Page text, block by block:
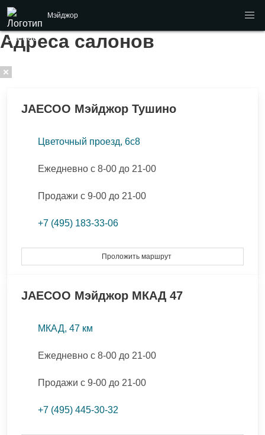
Мэйджор
Адреса салонов
JAECOO Мэйджор Тушино
Цветочный проезд, 6с8
Ежедневно с 8-00 до 21-00
Продажи с 9-00 до 21-00
+7 (495) 183-33-06
Проложить маршрут
JAECOO Мэйджор МКАД 47
МКАД, 47 км
Ежедневно с 8-00 до 21-00
Продажи с 9-00 до 21-00
+7 (495) 445-30-32